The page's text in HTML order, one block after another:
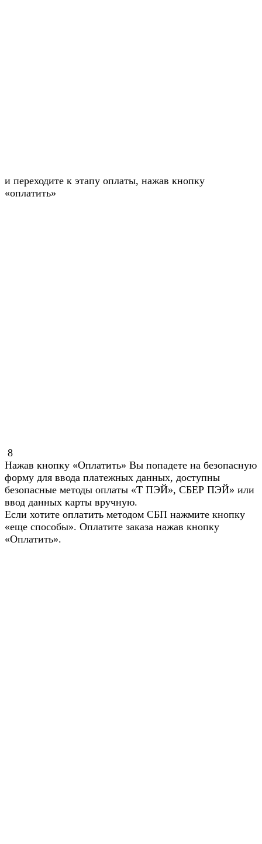
и переходите к этапу оплаты, нажав кнопку
«оплатить»
8
Нажав кнопку «Оплатить» Вы попадете на безопасную
форму для ввода платежных данных, доступны
безопасные методы оплаты «Т ПЭЙ», СБЕР ПЭЙ» или
ввод данных карты вручную.
Если хотите оплатить методом СБП нажмите кнопку
«еще способы». Оплатите заказа нажав кнопку
«Оплатить».